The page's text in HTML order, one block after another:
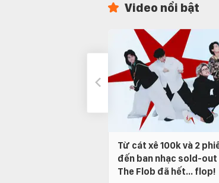
Video nổi bật
Từ cát xê 100k và 2
đến ban nhạc sold-out
The Flob đã hết… flop!